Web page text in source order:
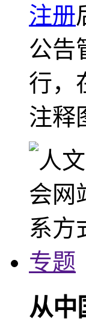
注册
公告
行，
注释
专题
从中